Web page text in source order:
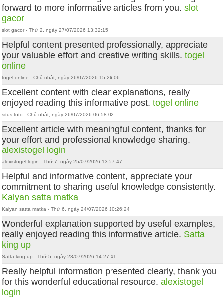
forward to more informative articles from you.slot
gacor
slot gacor - Thứ 2, ngày 27/07/2026 13:32:15
Helpful content presented professionally, appreciate
your valuable effort and creative writing skills.togel
online
togel online - Chủ nhật, ngày 26/07/2026 15:26:06
Excellent content with clear explanations, really
enjoyed reading this informative post.togel online
situs toto - Chủ nhật, ngày 26/07/2026 06:58:02
Excellent article with meaningful content, thanks for
your effort and professional knowledge sharing.
alexistogel login
alexistogel login - Thứ 7, ngày 25/07/2026 13:27:47
Helpful and informative content, appreciate your
commitment to sharing useful knowledge consistently.
Kalyan satta matka
Kalyan satta matka - Thứ 6, ngày 24/07/2026 10:26:24
Wonderful explanation supported by useful examples,
really enjoyed reading this informative article. Satta
king up
Satta king up - Thứ 5, ngày 23/07/2026 14:27:41
Really helpful information presented clearly, thank you
for this wonderful educational resource.alexistogel
login